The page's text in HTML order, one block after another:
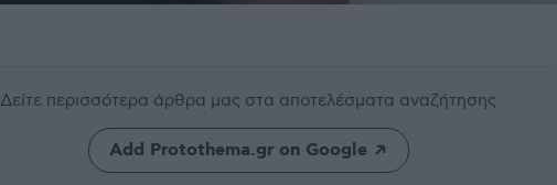
Δείτε περισσότερα άρθρα μας στα αποτελέσματα αναζήτησης
Add Protothema.gr on Google